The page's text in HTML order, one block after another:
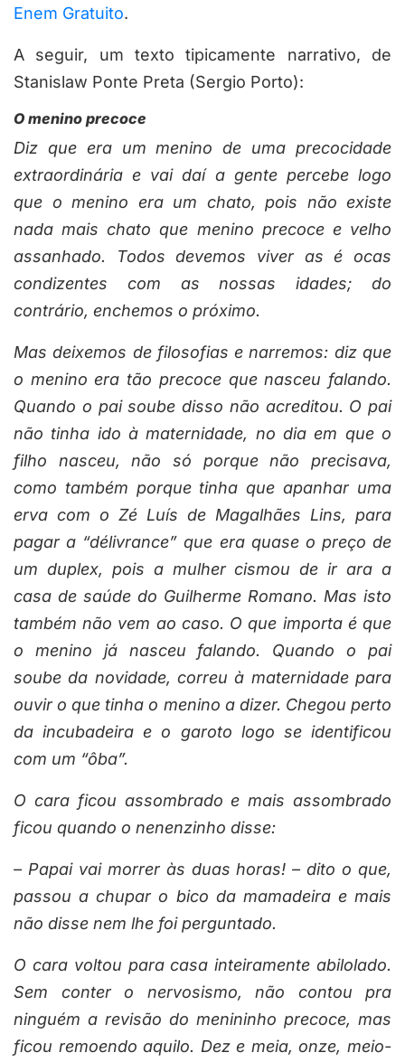
Enem Gratuito.
A seguir, um texto tipicamente narrativo, de
Stanislaw Ponte Preta (Sergio Porto):
O menino precoce
Diz que era um menino de uma precocidade
extraordinária e vai daí a gente percebe logo
que o menino era um chato, pois não existe
nada mais chato que menino precoce e velho
assanhado. Todos devemos viver as é ocas
condizentes com as nossas idades; do
contrário, enchemos o próximo.
Mas deixemos de filosofias e narremos: diz que
o menino era tão precoce que nasceu falando.
Quando o pai soube disso não acreditou. O pai
não tinha ido à maternidade, no dia em que o
filho nasceu, não só porque não precisava,
como também porque tinha que apanhar uma
erva com o Zé Luís de Magalhães Lins, para
pagar a “délivrance” que era quase o preço de
um duplex, pois a mulher cismou de ir ara a
casa de saúde do Guilherme Romano. Mas isto
também não vem ao caso. O que importa é que
o menino já nasceu falando. Quando o pai
soube da novidade, correu à maternidade para
ouvir o que tinha o menino a dizer. Chegou perto
da incubadeira e o garoto logo se identificou
com um “ôba”.
O cara ficou assombrado e mais assombrado
ficou quando o nenenzinho disse:
– Papai vai morrer às duas horas! – dito o que,
passou a chupar o bico da mamadeira e mais
não disse nem lhe foi perguntado.
O cara voltou para casa inteiramente abilolado.
Sem conter o nervosismo, não contou pra
ninguém a revisão do menininho precoce, mas
ficou remoendo aquilo. Dez e meia, onze, meio-